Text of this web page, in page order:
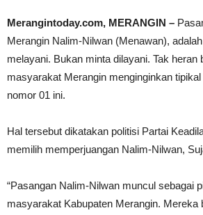
Merangintoday.com, MERANGIN –
Merangin Nalim-Nilwan (Menawan),
melayani. Bukan minta dilayani. Tak heran
masyarakat Merangin menginginkan
nomor 01 ini.
Hal tersebut dikatakan politisi Partai
memilih memperjuangan Nalim-Nilwan,
“Pasangan Nalim-Nilwan muncul sebagai
masyarakat Kabupaten Merangin. Mereka